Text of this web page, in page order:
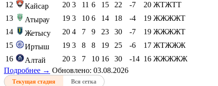
12
Кайсар 20 3 11 6 15 22 -7 20 ЖТЖТТ
13
Атырау 19 3 10 6 14 18 -4 19 ЖЖЖЖТ
14
Жетысу 20 4 7 9 23 30 -7 19 ЖЖЖЖТ
15
Иртыш 19 3 8 8 19 25 -6 17 ЖТЖЖЖ
16
Алтай 20 3 7 10 16 30 -14 16 ЖЖЖЖЖ
Подробнее → Обновлено: 03.08.2026
Текущая стадия Вся сетка